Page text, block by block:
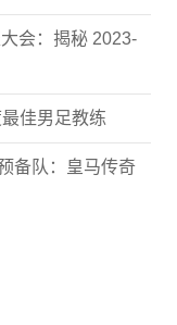
会：揭秘 2023-
佳男足教练
备队：皇马传奇